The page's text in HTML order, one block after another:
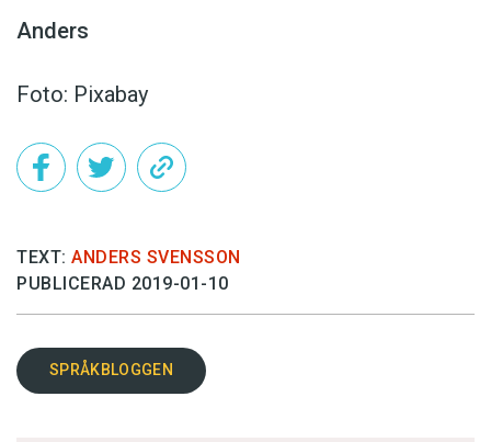
Anders
Foto: Pixabay
TEXT: ANDERS SVENSSON
PUBLICERAD 2019-01-10
SPRÅKBLOGGEN